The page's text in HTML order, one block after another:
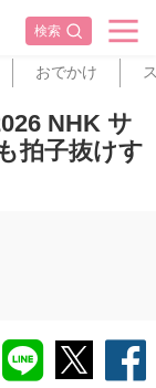
検索
おでかけ
NHK サ
拍子抜けす